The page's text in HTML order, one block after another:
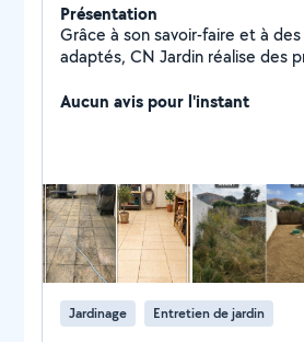
Présentation
Grâce à son savoir-faire et à
adaptés, CN Jardin réalise des
et préparation de terrains. *
désherbage, débroussaillage et
met un point d'honneur à fournir
dans le respect des délais, de
attentes de ses clients.
solutions durables et
extérieurs esthétiques,
entretenir.
Aucun avis pour l'instant
Jardinage Entretien de jardin